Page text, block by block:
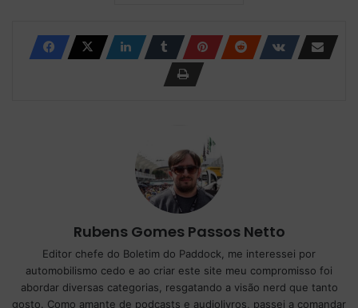
Rubens Gomes Passos Netto
Editor chefe do Boletim do Paddock, me interessei por
automobilismo cedo e ao criar este site meu compromisso foi
abordar diversas categorias, resgatando a visão nerd que tanto
gosto. Como amante de podcasts e audiolivros, passei a comandar